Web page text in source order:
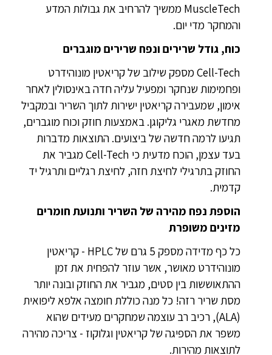
MuscleTech ממשיך להרחיב את גבולות המדע
והמחקר מדי יום.
כוח, גודל שרירים ונפח שרירים מוגברים
Cell-Tech מספק שילוב של קריאטין מונוהידרט
ופחמימות שנחקר ומפעיל עליה חדה באינסולין לאחר
אימון, שמעבירה קריאטין ישירות לתוך השריר ובמקביל
מחדשת מאגרי גליקוגן. באמצעות חוזק וכוח מוגברים,
תגיעו לרמה חדשה של ביצועים. התוצאות מדברות
בעד עצמן, הוכח מדעית כי Cell-Tech מגביר את
החוזק בתרגילי לחיצת חזה, לחיצת רגליים ותרגיל יד
קדמית.
הוספת נפח מהירה של השריר ותנועת חומרים
מזינים משופרת
כל כף מדידה מספק 5 גרם של HPLC - קריאטין
מונוהידרט מאושר, אשר עוזר להפחית את זמן
ההתאוששות בין סטים, מגביר את החוזק ובונה יותר
מסת שריר רזה! כל מנה כוללת חומצה אלפא ליפואית
(ALA), רכיב רב עוצמה שמחקרים מעידים שהוא
משפר את הספיגה של קריאטין וגלוקוז - צריכה מהירה
לתוצאות מהירות.